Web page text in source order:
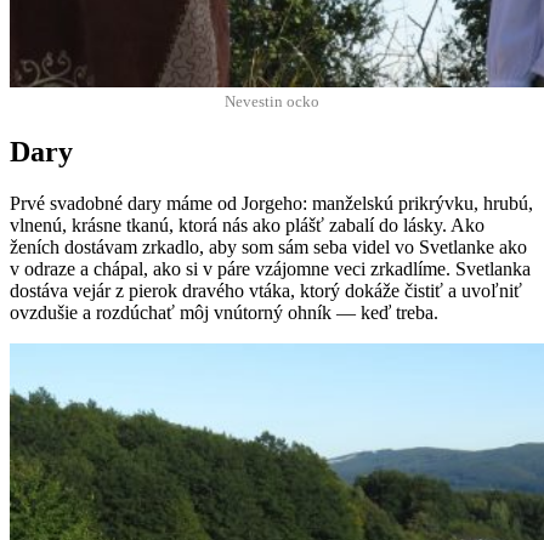
Nevestin ocko
Dary
Prvé svadob­né dary máme od Jorge­ho: manžel­skú prikrývku, hrubú,
vlnenú, krásne tkanú, ktorá nás ako plášť zabalí do lásky. Ako
ženích dostá­vam zrkad­lo, aby som sám seba videl vo Svet­lanke ako
v odraze a chá­pal, ako si v páre vzájomne veci zrkadlíme. Svet­lanka
dostá­va vejár z pierok dravého vtá­ka, ktorý dokáže čis­tiť a uvoľniť
ovz­dušie a rozdúchať môj vnú­torný ohník — keď treba.